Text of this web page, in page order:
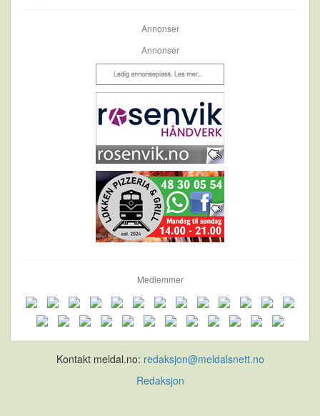
Annonser
Annonser
Medlemmer
Kontakt meldal.no: redaksjon@meldalsnett.no
Redaksjon